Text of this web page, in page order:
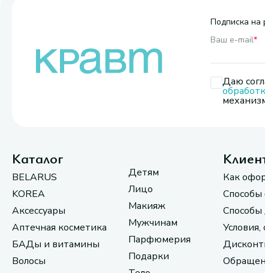
Подписка на
Ваш e-mail*
Даю
Каталог
BELARUS
KOREA
Аксессуары
Аптечная косметика
БАДы и витамины
Волосы
Детям
Лицо
Макияж
Мужчинам
Парфюмерия
Подарки
Как
Способы
Способы